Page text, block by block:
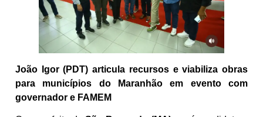
João Igor (PDT) articula recursos e viabiliza obras
para municípios do Maranhão em evento com
governador e FAMEM